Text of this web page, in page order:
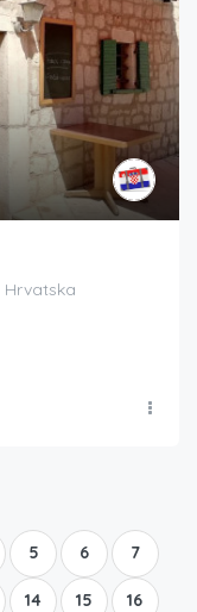
Hrvatska
5 6 7
14 15 16